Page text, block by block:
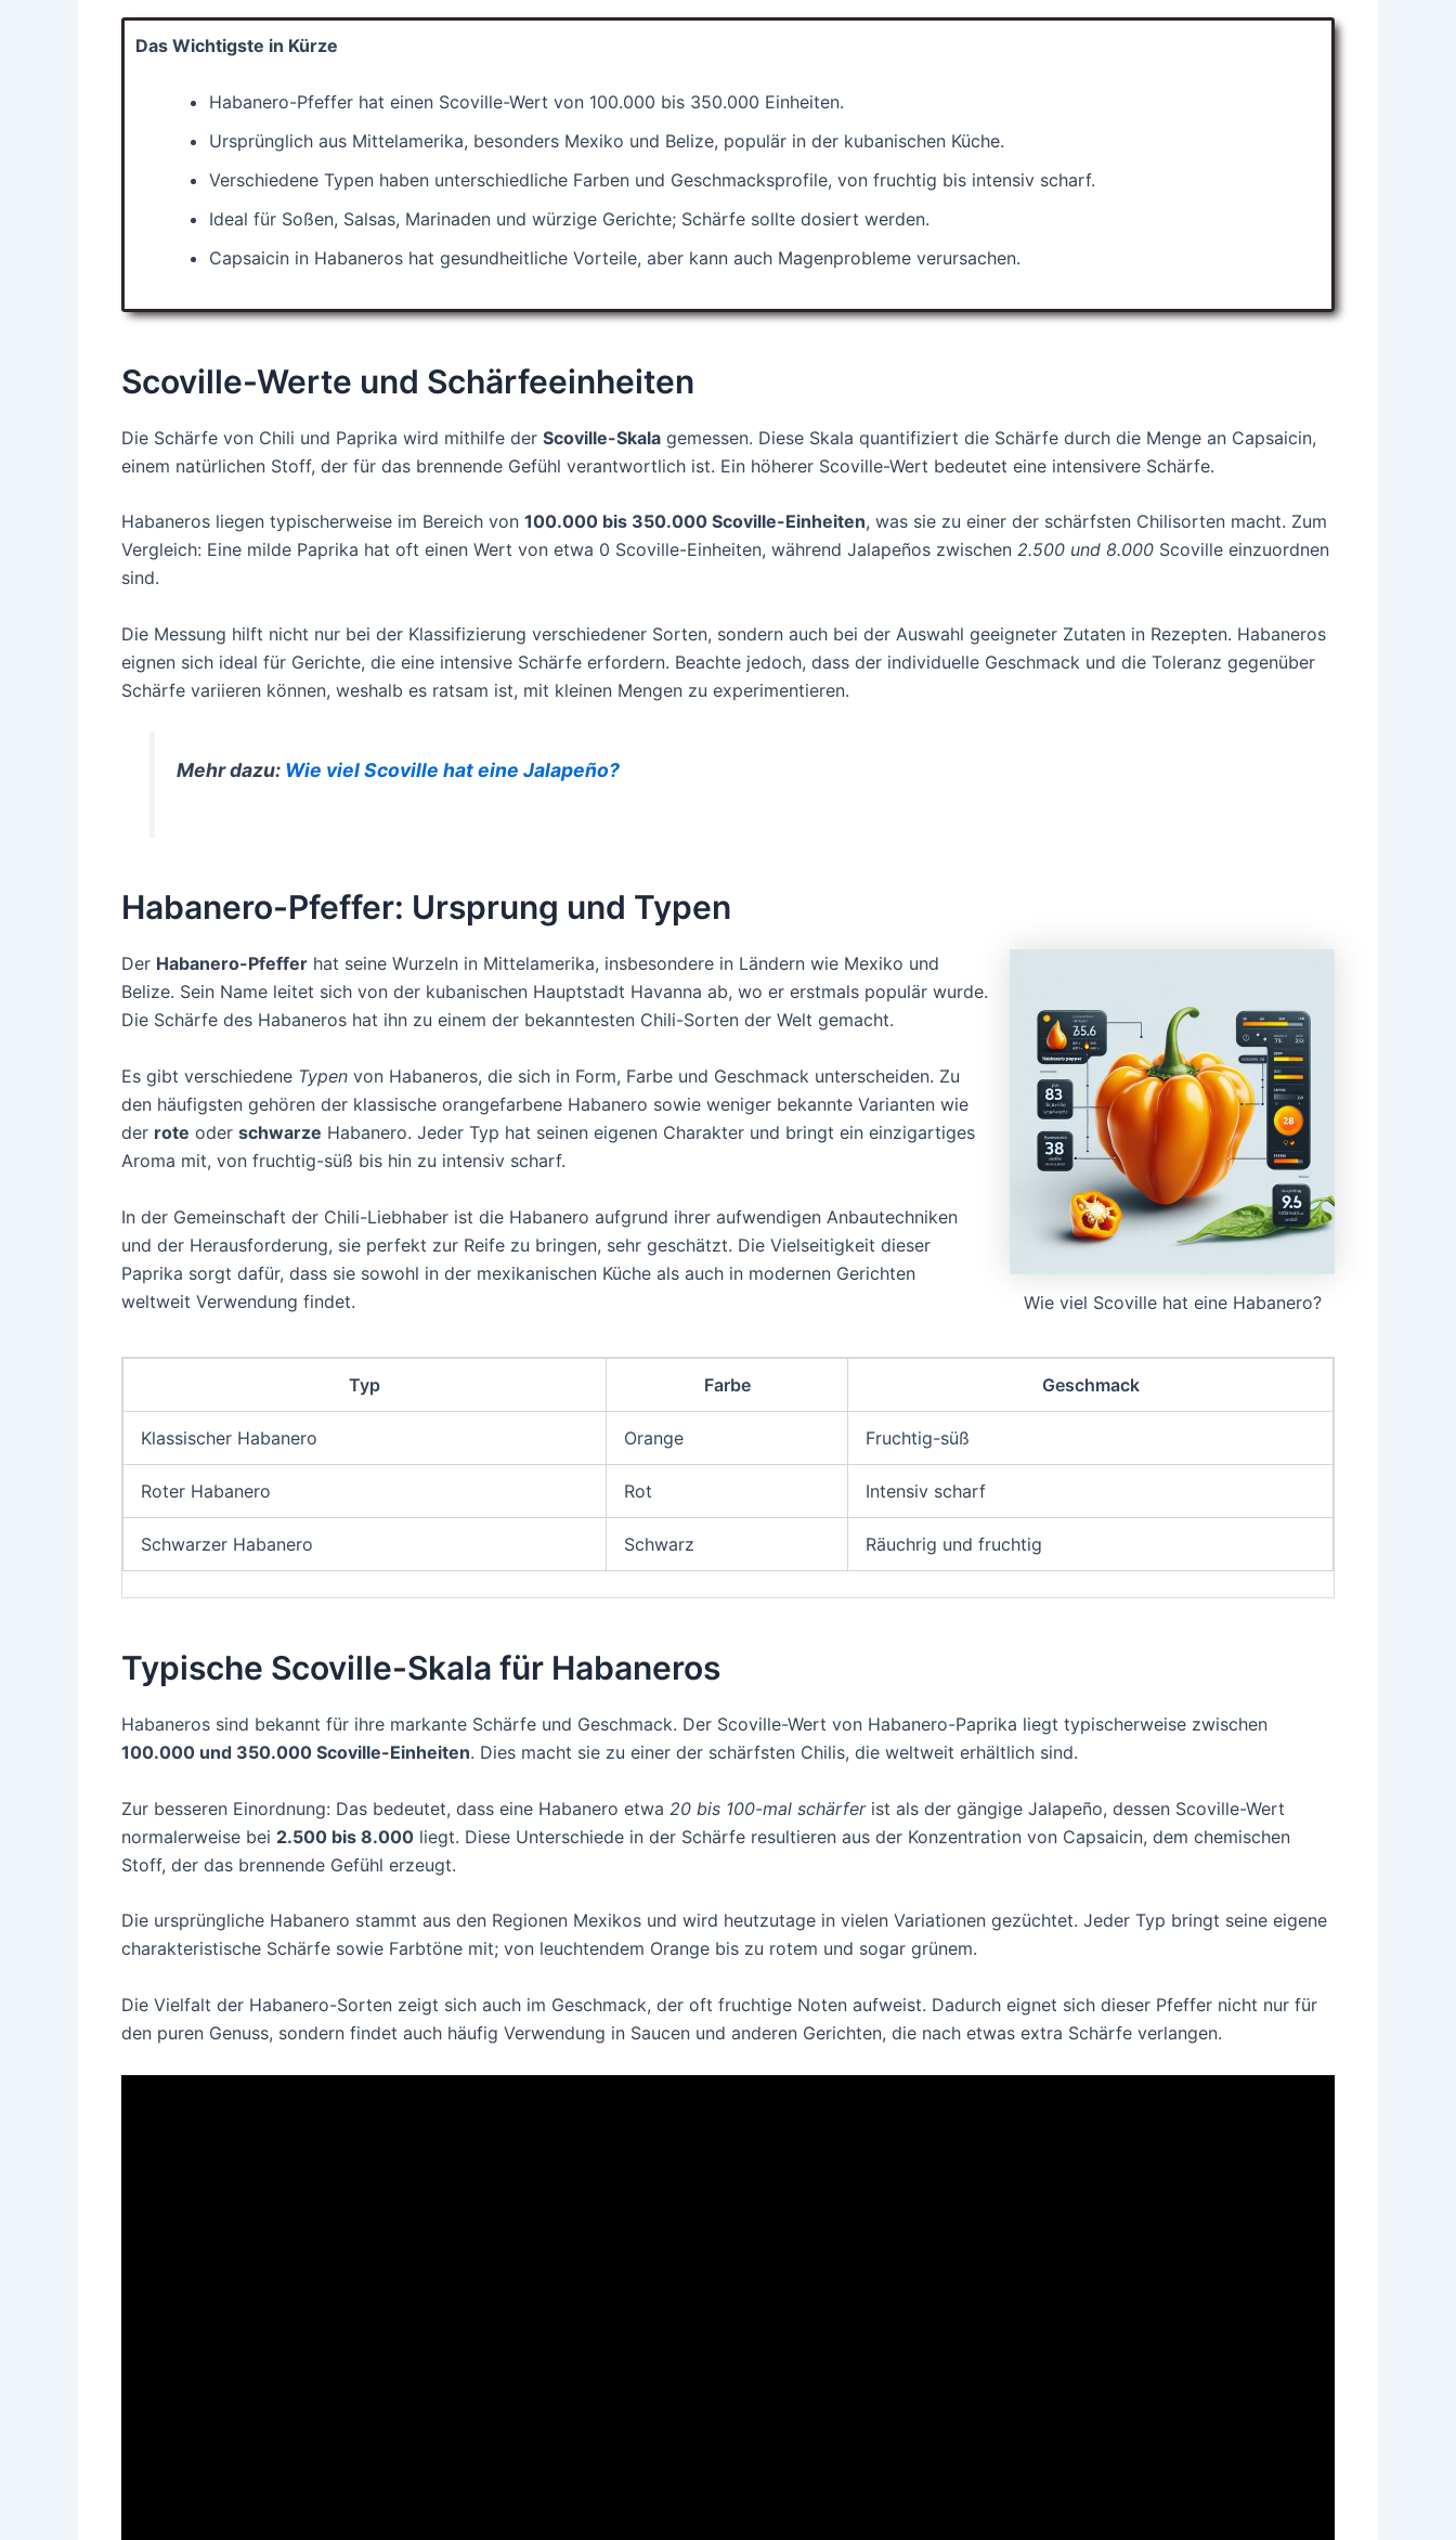
Das Wichtigste in Kürze
Habanero-Pfeffer hat einen Scoville-Wert von 100.000 bis 350.000 Einheiten.
Ursprünglich aus Mittelamerika, besonders Mexiko und Belize, populär in der kubanischen Küche.
Verschiedene Typen haben unterschiedliche Farben und Geschmacksprofile, von fruchtig bis intensiv scharf.
Ideal für Soßen, Salsas, Marinaden und würzige Gerichte; Schärfe sollte dosiert werden.
Capsaicin in Habaneros hat gesundheitliche Vorteile, aber kann auch Magenprobleme verursachen.
Scoville-Werte und Schärfeeinheiten
Die Schärfe von Chili und Paprika wird mithilfe der Scoville-Skala gemessen. Diese Skala quantifiziert die Schärfe durch die Menge an Capsaicin,
einem natürlichen Stoff, der für das brennende Gefühl verantwortlich ist. Ein höherer Scoville-Wert bedeutet eine intensivere Schärfe.
Habaneros liegen typischerweise im Bereich von 100.000 bis 350.000 Scoville-Einheiten, was sie zu einer der schärfsten Chilisorten macht. Zum
Vergleich: Eine milde Paprika hat oft einen Wert von etwa 0 Scoville-Einheiten, während Jalapeños zwischen 2.500 und 8.000 Scoville einzuordnen
sind.
Die Messung hilft nicht nur bei der Klassifizierung verschiedener Sorten, sondern auch bei der Auswahl geeigneter Zutaten in Rezepten. Habaneros
eignen sich ideal für Gerichte, die eine intensive Schärfe erfordern. Beachte jedoch, dass der individuelle Geschmack und die Toleranz gegenüber
Schärfe variieren können, weshalb es ratsam ist, mit kleinen Mengen zu experimentieren.
Mehr dazu: Wie viel Scoville hat eine Jalapeño?
Habanero-Pfeffer: Ursprung und Typen
Wie viel Scoville hat eine Habanero?
Der Habanero-Pfeffer hat seine Wurzeln in Mittelamerika, insbesondere in Ländern wie Mexiko und
Belize. Sein Name leitet sich von der kubanischen Hauptstadt Havanna ab, wo er erstmals populär wurde.
Die Schärfe des Habaneros hat ihn zu einem der bekanntesten Chili-Sorten der Welt gemacht.
Es gibt verschiedene Typen von Habaneros, die sich in Form, Farbe und Geschmack unterscheiden. Zu
den häufigsten gehören der klassische orangefarbene Habanero sowie weniger bekannte Varianten wie
der rote oder schwarze Habanero. Jeder Typ hat seinen eigenen Charakter und bringt ein einzigartiges
Aroma mit, von fruchtig-süß bis hin zu intensiv scharf.
In der Gemeinschaft der Chili-Liebhaber ist die Habanero aufgrund ihrer aufwendigen Anbautechniken
und der Herausforderung, sie perfekt zur Reife zu bringen, sehr geschätzt. Die Vielseitigkeit dieser
Paprika sorgt dafür, dass sie sowohl in der mexikanischen Küche als auch in modernen Gerichten
weltweit Verwendung findet.
Typ Farbe Geschmack
Klassischer Habanero Orange Fruchtig-süß
Roter Habanero Rot Intensiv scharf
Schwarzer Habanero Schwarz Räuchrig und fruchtig
Typische Scoville-Skala für Habaneros
Habaneros sind bekannt für ihre markante Schärfe und Geschmack. Der Scoville-Wert von Habanero-Paprika liegt typischerweise zwischen
100.000 und 350.000 Scoville-Einheiten. Dies macht sie zu einer der schärfsten Chilis, die weltweit erhältlich sind.
Zur besseren Einordnung: Das bedeutet, dass eine Habanero etwa 20 bis 100-mal schärferist als der gängige Jalapeño, dessen Scoville-Wert
normalerweise bei 2.500 bis 8.000 liegt. Diese Unterschiede in der Schärfe resultieren aus der Konzentration von Capsaicin, dem chemischen
Stoff, der das brennende Gefühl erzeugt.
Die ursprüngliche Habanero stammt aus den Regionen Mexikos und wird heutzutage in vielen Variationen gezüchtet. Jeder Typ bringt seine eigene
charakteristische Schärfe sowie Farbtöne mit; von leuchtendem Orange bis zu rotem und sogar grünem.
Die Vielfalt der Habanero-Sorten zeigt sich auch im Geschmack, der oft fruchtige Noten aufweist. Dadurch eignet sich dieser Pfeffer nicht nur für
den puren Genuss, sondern findet auch häufig Verwendung in Saucen und anderen Gerichten, die nach etwas extra Schärfe verlangen.